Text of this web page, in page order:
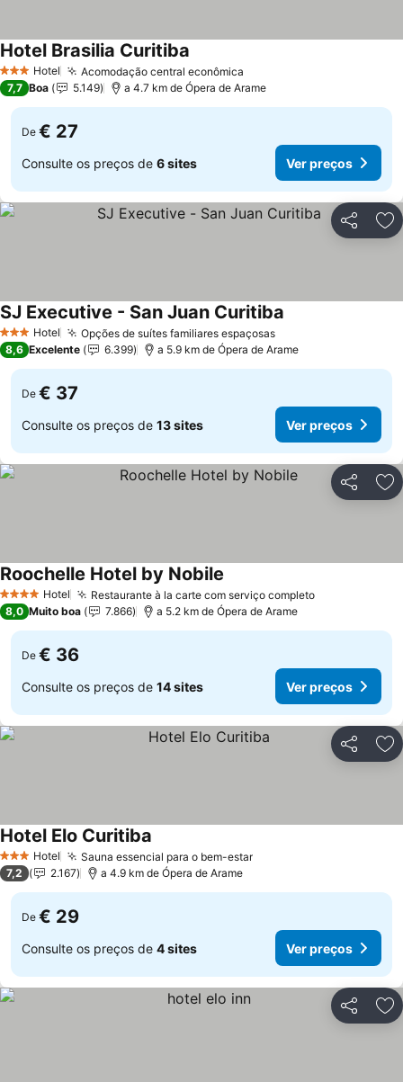
3 EstrelasHotel Acomodação central econômica
Hotel Brasilia Curitiba
7,7 Boa 5.149 a 4.7 km de Ópera de Arame
De € 27
Consulte os preços de 6 sites Ver preços
Partilhar
3 EstrelasHotel Opções de suítes familiares espaçosas
SJ Executive - San Juan Curitiba
8,6 Excelente 6.399 a 5.9 km de Ópera de Arame
De € 37
Consulte os preços de 13 sites Ver preços
Partilhar
4 EstrelasHotel Restaurante à la carte com serviço completo
Roochelle Hotel by Nobile
8,0 Muito boa 7.866 a 5.2 km de Ópera de Arame
De € 36
Consulte os preços de 14 sites Ver preços
Partilhar
3 EstrelasHotel Sauna essencial para o bem-estar
Hotel Elo Curitiba
7,2 2.167 a 4.9 km de Ópera de Arame
De € 29
Consulte os preços de 4 sites Ver preços
Partilhar